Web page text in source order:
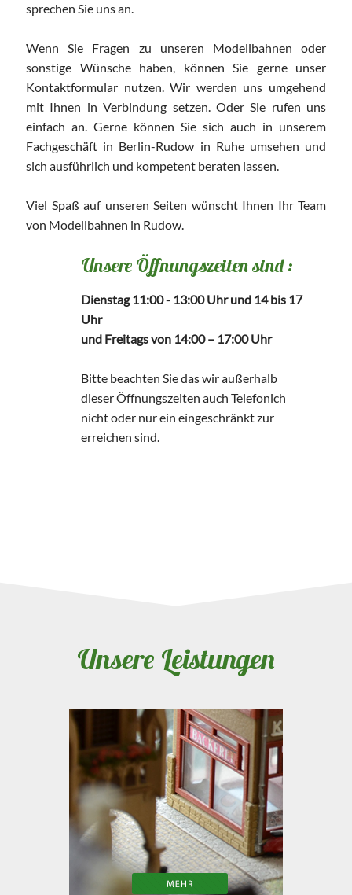
sprechen Sie uns an.
Wenn Sie Fragen zu unseren Modellbahnen oder
sonstige Wünsche haben, können Sie gerne unser
Kontaktformular nutzen. Wir werden uns umgehend
mit Ihnen in Verbindung setzen. Oder Sie rufen uns
einfach an. Gerne können Sie sich auch in unserem
Fachgeschäft in Berlin-Rudow in Ruhe umsehen und
sich ausführlich und kompetent beraten lassen.
Viel Spaß auf unseren Seiten wünscht Ihnen Ihr Team
von Modellbahnen in Rudow.
Unsere Öffnungszeiten sind :
Dienstag 11:00 - 13:00 Uhr und 14 bis 17
Uhr
und Freitags von 14:00 – 17:00 Uhr
Bitte beachten Sie das wir außerhalb
dieser Öffnungszeiten auch Telefonich
nicht oder nur ein eíngeschränkt zur
erreichen sind.
Unsere Leistungen